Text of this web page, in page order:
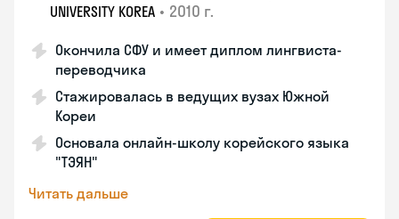
UNIVERSITY KOREA • 2010 г.
Окончила СФУ и имеет диплом лингвиста-
переводчика
Стажировалась в ведущих вузах Южной
Кореи
Основала онлайн-школу корейского языка
"ТЭЯН"
Читать дальше